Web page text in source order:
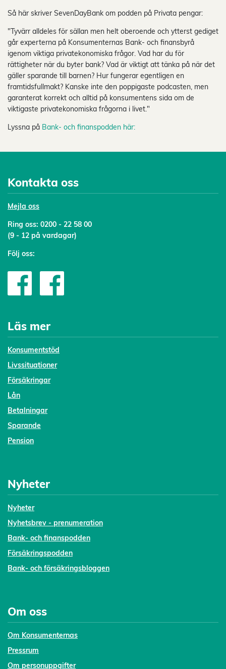
Så här skriver SevenDayBank om podden på Privata pengar:
"Tyvärr alldeles för sällan men helt oberoende och ytterst gediget
går experterna på Konsumenternas Bank- och finansbyrå
igenom viktiga privatekonomiska frågor. Vad har du för
rättigheter när du byter bank? Vad är viktigt att tänka på när det
gäller sparande till barnen? Hur fungerar egentligen en
framtidsfullmakt? Kanske inte den poppigaste podcasten, men
garanterat korrekt och alltid på konsumentens sida om de
viktigaste privatekonomiska frågorna i livet."
Lyssna på Bank- och finanspodden här:
Kontakta oss
Mejla oss
Ring oss: 0200 - 22 58 00
(9 - 12 på vardagar)
Följ oss:
Läs mer
Konsumentstöd
Livssituationer
Försäkringar
Lån
Betalningar
Sparande
Pension
Nyheter
Nyheter
Nyhetsbrev - prenumeration
Bank- och finanspodden
Försäkringspodden
Bank- och försäkringsbloggen
Om oss
Om Konsumenternas
Pressrum
Om personuppgifter